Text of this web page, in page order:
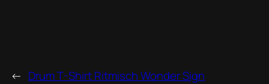
← Drum T-Shirt Ritmisch Wonder Sign